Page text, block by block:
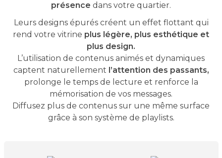
présence dans votre quartier.
Leurs designs épurés créent un effet flottant qui
rend votre vitrine plus légère, plus esthétique et
plus design.
L’utilisation de contenus animés et dynamiques
captent naturellement l’attention des passants,
prolonge le temps de lecture et renforce la
mémorisation de vos messages.
Diffusez plus de contenus sur une même surface
grâce à son système de playlists.